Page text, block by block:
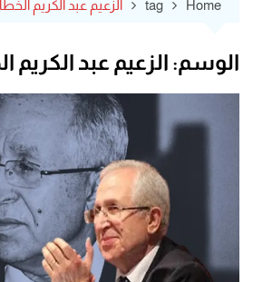
Home
tag الزعيم عبد الكريم
الوسم: الزعيم عبد الكريم